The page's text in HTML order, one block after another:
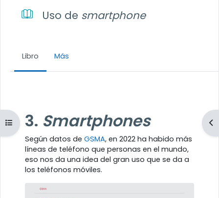
Abrir índice del curso
Uso de smartphone
Libro Más
3. Smartphones
Según datos de GSMA, en 2022 ha habido más
líneas de teléfono que personas en el mundo,
eso nos da una idea del gran uso que se da a
los teléfonos móviles.